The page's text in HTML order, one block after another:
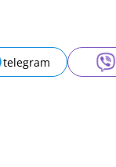
telegram